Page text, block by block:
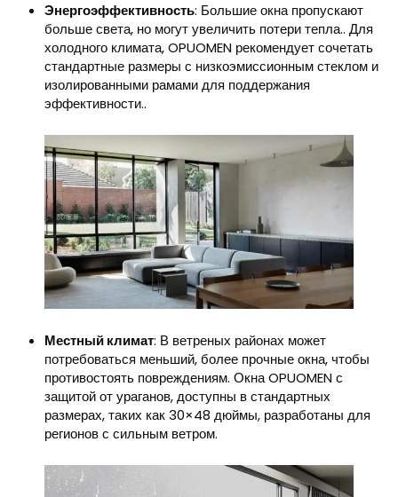
Энергоэффективность: Большие окна пропускают
больше света, но могут увеличить потери тепла.. Для
холодного климата, OPUOMEN рекомендует сочетать
стандартные размеры с низкоэмиссионным стеклом и
изолированными рамами для поддержания
эффективности..
Местный климат: В ветреных районах может
потребоваться меньший, более прочные окна, чтобы
противостоять повреждениям. Окна OPUOMEN с
защитой от ураганов, доступны в стандартных
размерах, таких как 30×48 дюймы, разработаны для
регионов с сильным ветром.